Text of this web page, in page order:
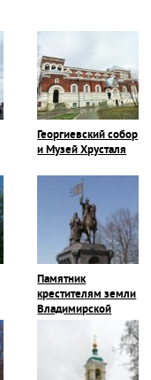
Георгиевский собор
и Музей Хрусталя
Памятник
крестителям земли
Владимирской